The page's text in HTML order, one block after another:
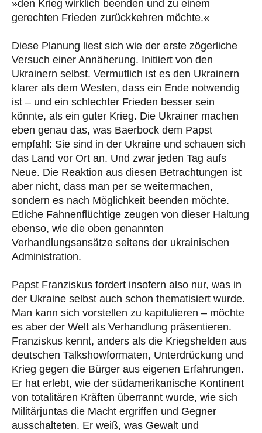
»den Krieg wirklich beenden und zu einem
gerechten Frieden zurückkehren möchte.«
Diese Planung liest sich wie der erste zögerliche
Versuch einer Annäherung. Initiiert von den
Ukrainern selbst. Vermutlich ist es den Ukrainern
klarer als dem Westen, dass ein Ende notwendig
ist – und ein schlechter Frieden besser sein
könnte, als ein guter Krieg. Die Ukrainer machen
eben genau das, was Baerbock dem Papst
empfahl: Sie sind in der Ukraine und schauen sich
das Land vor Ort an. Und zwar jeden Tag aufs
Neue. Die Reaktion aus diesen Betrachtungen ist
aber nicht, dass man per se weitermachen,
sondern es nach Möglichkeit beenden möchte.
Etliche Fahnenflüchtige zeugen von dieser Haltung
ebenso, wie die oben genannten
Verhandlungsansätze seitens der ukrainischen
Administration.
Papst Franziskus fordert insofern also nur, was in
der Ukraine selbst auch schon thematisiert wurde.
Man kann sich vorstellen zu kapitulieren – möchte
es aber der Welt als Verhandlung präsentieren.
Franziskus kennt, anders als die Kriegshelden aus
deutschen Talkshowformaten, Unterdrückung und
Krieg gegen die Bürger aus eigenen Erfahrungen.
Er hat erlebt, wie der südamerikanische Kontinent
von totalitären Kräften überrannt wurde, wie sich
Militärjuntas die Macht ergriffen und Gegner
ausschalteten. Er weiß, was Gewalt und